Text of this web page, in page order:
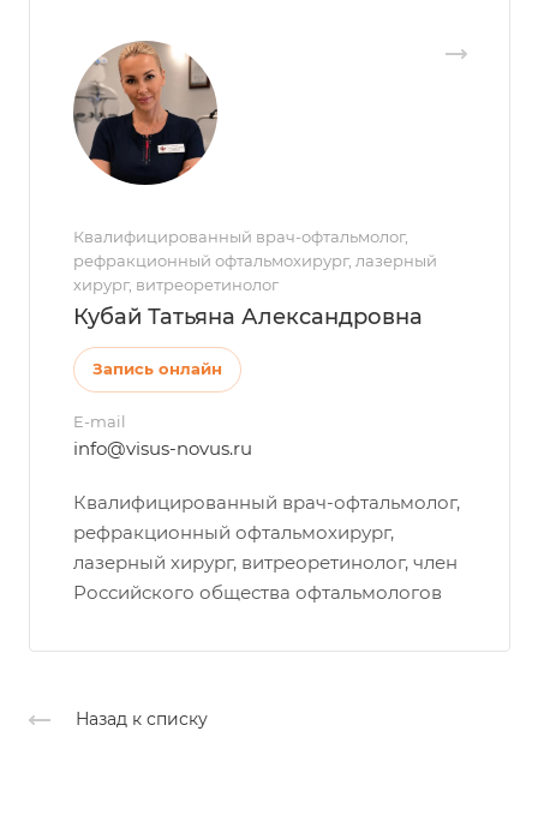
Квалифицированный врач-офтальмолог,
рефракционный офтальмохирург, лазерный
хирург, витреоретинолог
Кубай Татьяна Александровна
Запись онлайн
E-mail
info@visus-novus.ru
Квалифицированный врач-офтальмолог,
рефракционный офтальмохирург,
лазерный хирург, витреоретинолог, член
Российского общества офтальмологов
Назад к списку